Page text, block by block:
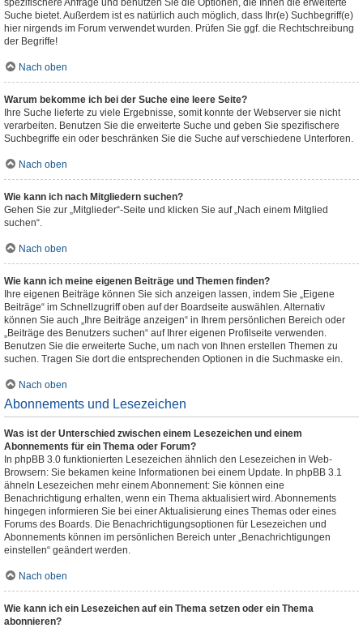
spezifischere Anfrage und benutzen Sie die Optionen, die Ihnen die erweiterte
Suche bietet. Außerdem ist es natürlich auch möglich, dass Ihr(e) Suchbegriff(e)
hier nirgends im Forum verwendet wurden. Prüfen Sie ggf. die Rechtschreibung
der Begriffe!
Nach oben
Warum bekomme ich bei der Suche eine leere Seite?
Ihre Suche lieferte zu viele Ergebnisse, somit konnte der Webserver sie nicht
verarbeiten. Benutzen Sie die erweiterte Suche und geben Sie spezifischere
Suchbegriffe ein oder beschränken Sie die Suche auf verschiedene Unterforen.
Nach oben
Wie kann ich nach Mitgliedern suchen?
Gehen Sie zur „Mitglieder“-Seite und klicken Sie auf „Nach einem Mitglied
suchen“.
Nach oben
Wie kann ich meine eigenen Beiträge und Themen finden?
Ihre eigenen Beiträge können Sie sich anzeigen lassen, indem Sie „Eigene
Beiträge“ im Schnellzugriff oben auf der Boardseite auswählen. Alternativ
können Sie auch „Ihre Beiträge anzeigen“ in Ihrem persönlichen Bereich oder
„Beiträge des Benutzers suchen“ auf Ihrer eigenen Profilseite verwenden.
Benutzen Sie die erweiterte Suche, um nach von Ihnen erstellen Themen zu
suchen. Tragen Sie dort die entsprechenden Optionen in die Suchmaske ein.
Nach oben
Abonnements und Lesezeichen
Was ist der Unterschied zwischen einem Lesezeichen und einem
Abonnements für ein Thema oder Forum?
In phpBB 3.0 funktionierten Lesezeichen ähnlich den Lesezeichen in Web-
Browsern: Sie bekamen keine Informationen bei einem Update. In phpBB 3.1
ähneln Lesezeichen mehr einem Abonnement: Sie können eine
Benachrichtigung erhalten, wenn ein Thema aktualisiert wird. Abonnements
hingegen informieren Sie bei einer Aktualisierung eines Themas oder eines
Forums des Boards. Die Benachrichtigungsoptionen für Lesezeichen und
Abonnements können im persönlichen Bereich unter „Benachrichtigungen
einstellen“ geändert werden.
Nach oben
Wie kann ich ein Lesezeichen auf ein Thema setzen oder ein Thema
abonnieren?